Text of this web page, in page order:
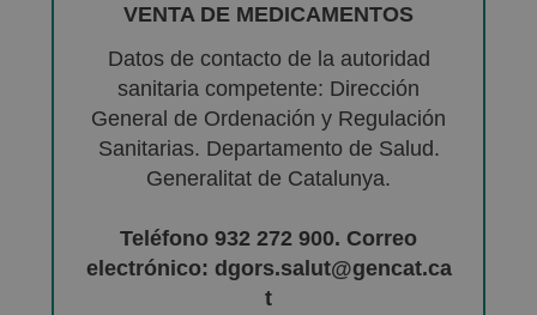
VENTA DE MEDICAMENTOS
Datos de contacto de la autoridad
sanitaria competente: Dirección
General de Ordenación y Regulación
Sanitarias. Departamento de Salud.
Generalitat de Catalunya.
Teléfono 932 272 900. Correo
electrónico: dgors.salut@gencat.ca
t